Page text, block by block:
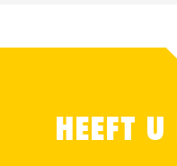
HEEFT